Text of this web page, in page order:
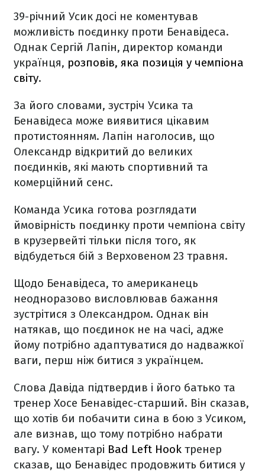
39-річний Усик досі не коментував
можливість поєдинку проти Бенавідеса.
Однак Сергій Лапін, директор команди
українця, розповів, яка позиція у чемпіона
світу.
За його словами, зустріч Усика та
Бенавідеса може виявитися цікавим
протистоянням. Лапін наголосив, що
Олександр відкритий до великих
поєдинків, які мають спортивний та
комерційний сенс.
Команда Усика готова розглядати
ймовірність поєдинку проти чемпіона світу
в крузервейті тільки після того, як
відбудеться бій з Верховеном 23 травня.
Щодо Бенавідеса, то американець
неодноразово висловлював бажання
зустрітися з Олександром. Однак він
натякав, що поєдинок не на часі, адже
йому потрібно адаптуватися до надважкої
ваги, перш ніж битися з українцем.
Слова Давіда підтвердив і його батько та
тренер Хосе Бенавідес-старший. Він сказав,
що хотів би побачити сина в бою з Усиком,
але визнав, що тому потрібно набрати
вагу. У коментарі Bad Left Hook тренер
сказав, що Бенавідес продовжить битися у